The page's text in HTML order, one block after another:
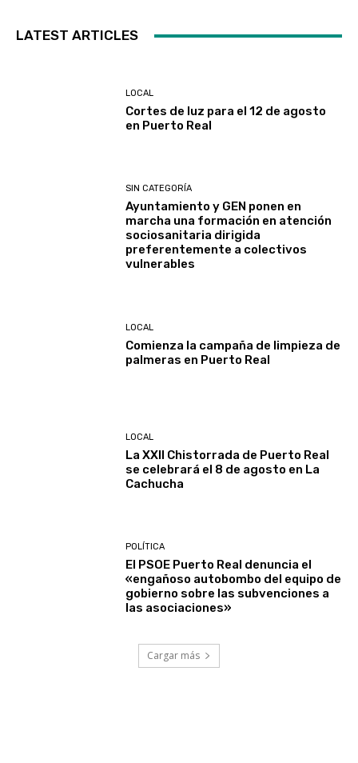
LATEST ARTICLES
LOCAL
Cortes de luz para el 12 de agosto
en Puerto Real
SIN CATEGORÍA
Ayuntamiento y GEN ponen en
marcha una formación en atención
sociosanitaria dirigida
preferentemente a colectivos
vulnerables
LOCAL
Comienza la campaña de limpieza de
palmeras en Puerto Real
LOCAL
La XXII Chistorrada de Puerto Real
se celebrará el 8 de agosto en La
Cachucha
POLÍTICA
El PSOE Puerto Real denuncia el
«engañoso autobombo del equipo de
gobierno sobre las subvenciones a
las asociaciones»
Cargar más